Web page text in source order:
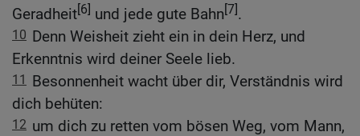
Geradheit[6] und jede gute Bahn[7].
10 Denn Weisheit zieht ein in dein Herz, und
Erkenntnis wird deiner Seele lieb.
11
Besonnenheit wacht über dir, Verständnis wird
dich behüten:
12 um dich zu retten vom bösen Weg, vom Mann,